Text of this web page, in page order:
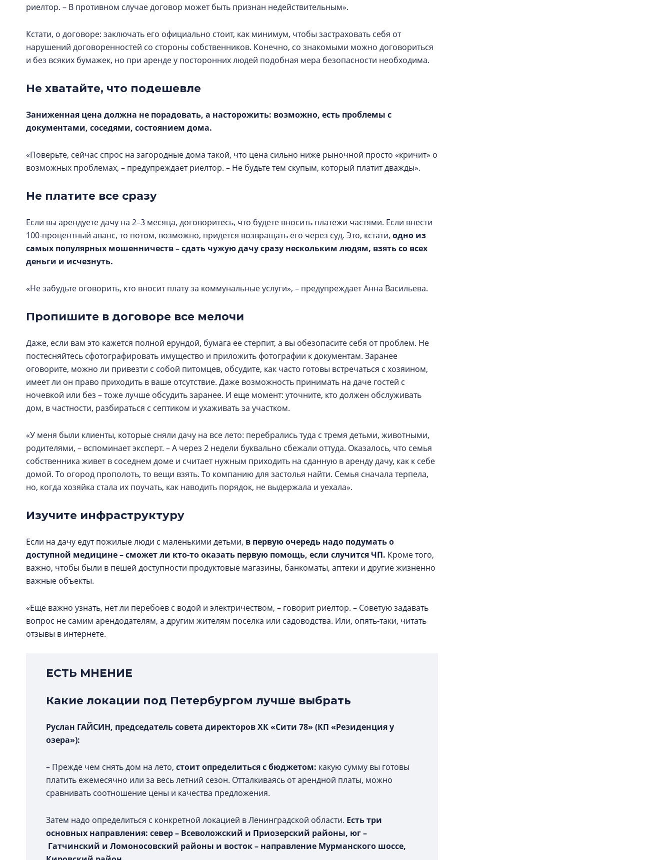
риелтор. – В противном случае договор может быть признан недействительным».
Кстати, о договоре: заключать его официально стоит, как минимум, чтобы застраховать себя от
нарушений договоренностей со стороны собственников. Конечно, со знакомыми можно договориться
и без всяких бумажек, но при аренде у посторонних людей подобная мера безопасности необходима.
Не хватайте, что подешевле
Заниженная цена должна не порадовать, а насторожить: возможно, есть проблемы с
документами, соседями, состоянием дома.
«Поверьте, сейчас спрос на загородные дома такой, что цена сильно ниже рыночной просто «кричит» о
возможных проблемах, – предупреждает риелтор. – Не будьте тем скупым, который платит дважды».
Не платите все сразу
Если вы арендуете дачу на 2–3 месяца, договоритесь, что будете вносить платежи частями. Если внести
100-процентный аванс, то потом, возможно, придется возвращать его через суд. Это, кстати, одно из
самых популярных мошенничеств – сдать чужую дачу сразу нескольким людям, взять со всех
деньги и исчезнуть.
«Не забудьте оговорить, кто вносит плату за коммунальные услуги», – предупреждает Анна Васильева.
Пропишите в договоре все мелочи
Даже, если вам это кажется полной ерундой, бумага ее стерпит, а вы обезопасите себя от проблем. Не
постесняйтесь сфотографировать имущество и приложить фотографии к документам. Заранее
оговорите, можно ли привезти с собой питомцев, обсудите, как часто готовы встречаться с хозяином,
имеет ли он право приходить в ваше отсутствие. Даже возможность принимать на даче гостей с
ночевкой или без – тоже лучше обсудить заранее. И еще момент: уточните, кто должен обслуживать
дом, в частности, разбираться с септиком и ухаживать за участком.
«У меня были клиенты, которые сняли дачу на все лето: перебрались туда с тремя детьми, животными,
родителями, – вспоминает эксперт. – А через 2 недели буквально сбежали оттуда. Оказалось, что семья
собственника живет в соседнем доме и считает нужным приходить на сданную в аренду дачу, как к себе
домой. То огород прополоть, то вещи взять. То компанию для застолья найти. Семья сначала терпела,
но, когда хозяйка стала их поучать, как наводить порядок, не выдержала и уехала».
Изучите инфраструктуру
Если на дачу едут пожилые люди с маленькими детьми, в первую очередь надо подумать о
доступной медицине – сможет ли кто-то оказать первую помощь, если случится ЧП. Кроме того,
важно, чтобы были в пешей доступности продуктовые магазины, банкоматы, аптеки и другие жизненно
важные объекты.
«Еще важно узнать, нет ли перебоев с водой и электричеством, – говорит риелтор. – Советую задавать
вопрос не самим арендодателям, а другим жителям поселка или садоводства. Или, опять-таки, читать
отзывы в интернете.
ЕСТЬ МНЕНИЕ
Какие локации под Петербургом лучше выбрать
Руслан ГАЙСИН, председатель совета директоров ХК «Сити 78» (КП «Резиденция у
озера»):
– Прежде чем снять дом на лето, стоит определиться с бюджетом: какую сумму вы готовы
платить ежемесячно или за весь летний сезон. Отталкиваясь от арендной платы, можно
сравнивать соотношение цены и качества предложения.
Затем надо определиться с конкретной локацией в Ленинградской области. Есть три
основных направления: север– Всеволожский и Приозерский районы, юг–
Гатчинский и Ломоносовский районы и восток– направление Мурманского шоссе,